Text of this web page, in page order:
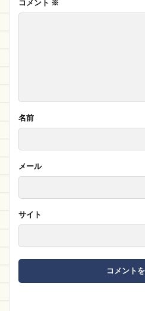
コメント ※
名前
メール
サイト